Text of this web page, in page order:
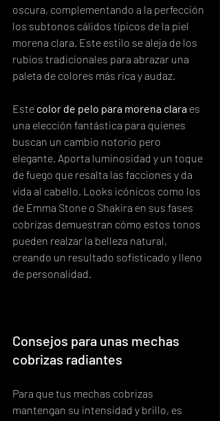
oscura, complementando a la perfección
los subtonos cálidos típicos de la piel
morena clara. Este estilo se aleja de los
rubios tradicionales para abrazar una
paleta de colores más rica y audaz.
Este color de pelo para morena clara es
una elección fantástica para quienes
buscan un cambio notorio pero
elegante. Aporta luminosidad y un toque
de fuego que resalta las facciones y da
vida al cabello. Looks icónicos como los
de Emma Stone o Shakira en sus fases
cobrizas demuestran cómo estos tonos
pueden realzar la belleza natural,
creando un resultado sofisticado y lleno
de personalidad.
Consejos para unas mechas
cobrizas radiantes
Para que tus mechas cobrizas
mantengan su intensidad y brillo, es